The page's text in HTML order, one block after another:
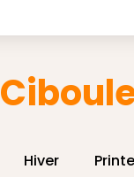
Hiver